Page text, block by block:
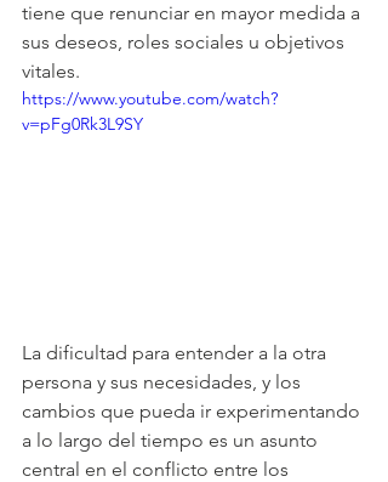
tiene que renunciar en mayor medida a
sus deseos, roles sociales u objetivos
vitales.
https://www.youtube.com/watch?
v=pFg0Rk3L9SY
La dificultad para entender a la otra
persona y sus necesidades, y los
cambios que pueda ir experimentando
a lo largo del tiempo es un asunto
central en el conflicto entre los